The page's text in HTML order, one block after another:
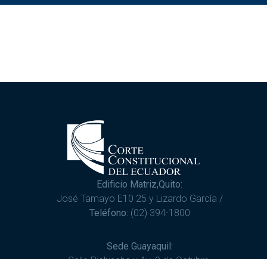
Edificio Matriz,Quito:
José Tamayo E10 25 y Lizardo García /
Teléfono: (02) 394-1800
Sede Guayaquil: